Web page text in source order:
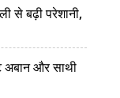
से बढ़ी परेशानी,
और साथी